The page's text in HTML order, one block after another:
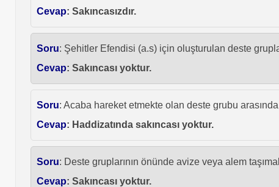
Cevap: Sakıncasızdır.
Soru: Şehitler Efendisi (a.s) için oluşturulan deste
Cevap: Sakıncası yoktur.
Soru: Acaba hareket etmekte olan deste grubu
Cevap: Haddizatında sakıncası yoktur.
Soru: Deste gruplarının önünde avize veya alem
Cevap: Sakıncası yoktur.